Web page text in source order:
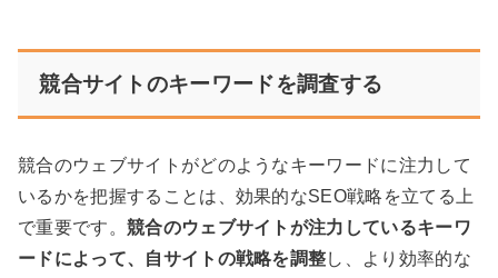
競合サイトのキーワードを調査する
競合のウェブサイトがどのようなキーワードに注力して
いるかを把握することは、効果的なSEO戦略を立てる上
で重要です。 競合のウェブサイトが注力しているキーワ
ードによって、自サイトの戦略を調整し、より効率的な